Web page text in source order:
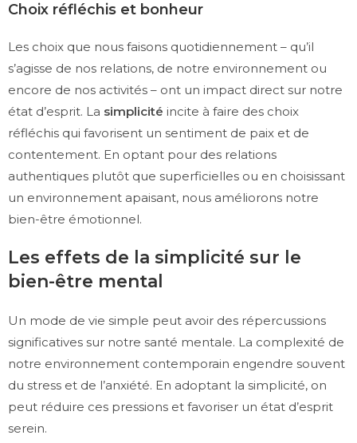
Choix réfléchis et bonheur
Les choix que nous faisons quotidiennement – qu’il
s’agisse de nos relations, de notre environnement ou
encore de nos activités – ont un impact direct sur notre
état d’esprit. La simplicité incite à faire des choix
réfléchis qui favorisent un sentiment de paix et de
contentement. En optant pour des relations
authentiques plutôt que superficielles ou en choisissant
un environnement apaisant, nous améliorons notre
bien-être émotionnel.
Les effets de la simplicité sur le
bien-être mental
Un mode de vie simple peut avoir des répercussions
significatives sur notre santé mentale. La complexité de
notre environnement contemporain engendre souvent
du stress et de l’anxiété. En adoptant la simplicité, on
peut réduire ces pressions et favoriser un état d’esprit
serein.